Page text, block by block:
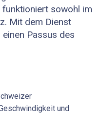
sowohl im
Mit dem Dienst
Passus des
und